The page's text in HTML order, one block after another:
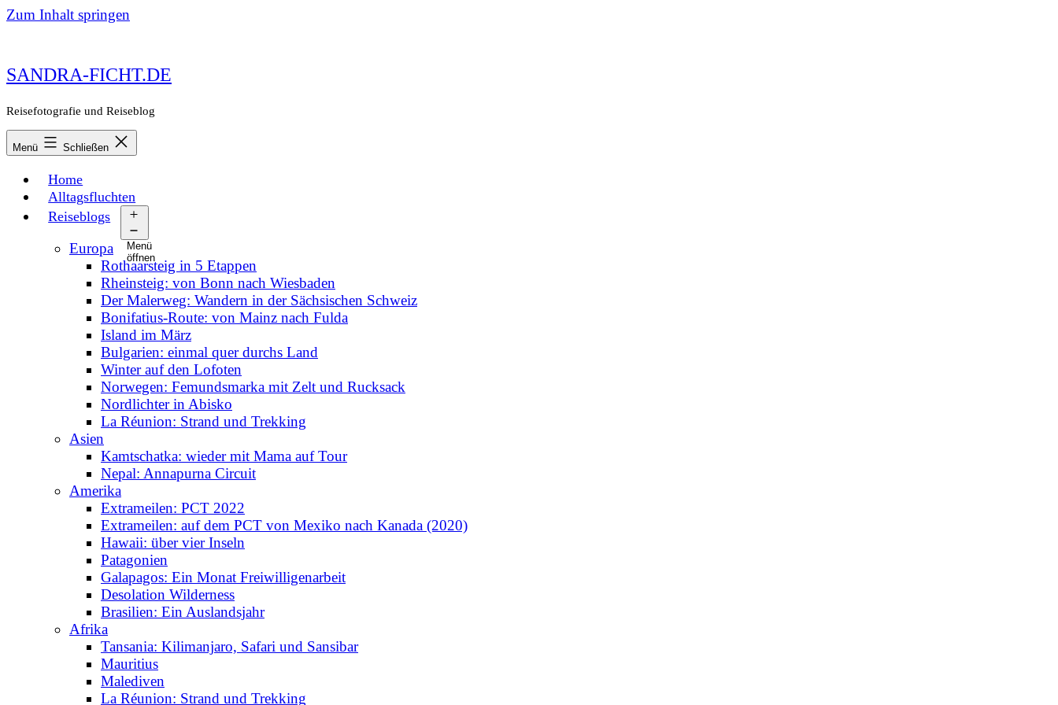
Zum Inhalt springen
SANDRA-FICHT.DE
Reisefotografie und Reiseblog
Menü Schließen
Home
Alltagsfluchten
Reiseblogs
Menü
öffnen
Europa
Rothaarsteig in 5 Etappen
Rheinsteig: von Bonn nach Wiesbaden
Der Malerweg: Wandern in der Sächsischen Schweiz
Bonifatius-Route: von Mainz nach Fulda
Island im März
Bulgarien: einmal quer durchs Land
Winter auf den Lofoten
Norwegen: Femundsmarka mit Zelt und Rucksack
Nordlichter in Abisko
La Réunion: Strand und Trekking
Asien
Kamtschatka: wieder mit Mama auf Tour
Nepal: Annapurna Circuit
Amerika
Extrameilen: PCT 2022
Extrameilen: auf dem PCT von Mexiko nach Kanada (2020)
Hawaii: über vier Inseln
Patagonien
Galapagos: Ein Monat Freiwilligenarbeit
Desolation Wilderness
Brasilien: Ein Auslandsjahr
Afrika
Tansania: Kilimanjaro, Safari und Sansibar
Mauritius
Malediven
La Réunion: Strand und Trekking